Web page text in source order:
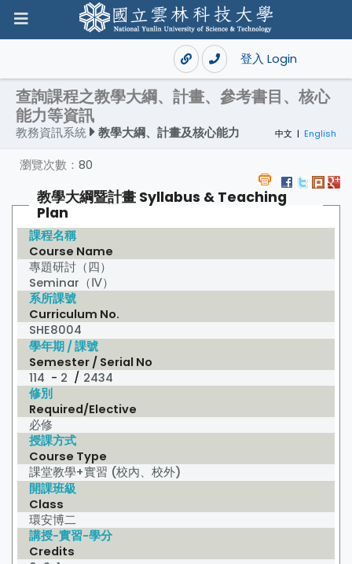
登入 Login
查詢課程之教學大綱、計畫、參考書目、核心
能力等資訊
教務資訊系統 教學大綱、計畫及核心能力 中文 | English
瀏覽次數： 80
教學大綱暨計畫 Syllabus & Teaching
Plan
課程名稱
Course Name
專題研討（四）
Seminar（Ⅳ）
系所課號
Curriculum No.
SHE8004
學年期 / 課號
Semester / Serial No
114 - 2 / 2434
修別
Required/Elective
必修
授課方式
Course Type
課堂教學+實習 (校內、校外)
開課班級
Class
環安博二
講授-實習-學分
Credits